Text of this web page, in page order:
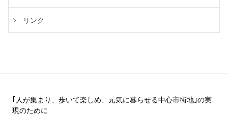
リンク
｢人が集まり、歩いて楽しめ、元気に暮らせる中心市街地｣の実
現のために